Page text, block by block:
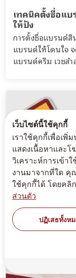
เทคนิคตั้งชื่อแบ
ให้ปัง
การตั้งชื่อแบรนด์สิ
แบรนด์ให้โดนใจ
แบรนด์ครีม เวชสำ
เว็บไซต์นี้ใช้คุกกี้
เราใช้คุกกี้เพื่อเพิ่
แสดงเนื้อหาและ
วิเคราะห์การเข้า
งานมาจากที่ใด คุ
ใช้คุกกี้ได้ โดยคลิ
ส่วนตัว
ปฏิเสธทั้งห